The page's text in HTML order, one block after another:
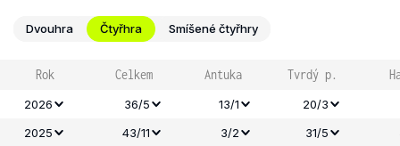
Dvouhra Čtyřhra Smíšené čtyřhry
Rok Celkem Antuka Tvrdý p.
2026 36/5 13/1
20/3
2025
43/11 3/2 31/5